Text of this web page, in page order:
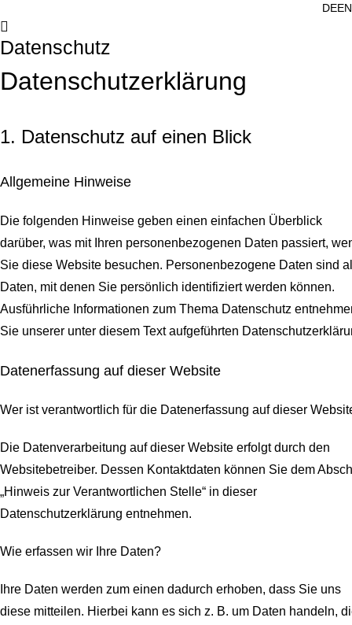
DEEN
Datenschutz
Datenschutz­erklärung
1. Datenschutz auf einen Blick
Allgemeine Hinweise
Die folgenden Hinweise geben einen einfachen Überblick
darüber, was mit Ihren personenbezogenen Daten passiert,
Sie diese Website besuchen. Personenbezogene Daten sind
Daten, mit denen Sie persönlich identifiziert werden können.
Ausführliche Informationen zum Thema Datenschutz
Sie unserer unter diesem Text aufgeführten
Datenerfassung auf dieser Website
Wer ist verantwortlich für die Datenerfassung auf dieser
Die Datenverarbeitung auf dieser Website erfolgt durch den
Websitebetreiber. Dessen Kontaktdaten können Sie dem
„Hinweis zur Verantwortlichen Stelle“ in dieser
Datenschutzerklärung entnehmen.
Wie erfassen wir Ihre Daten?
Ihre Daten werden zum einen dadurch erhoben, dass Sie uns
diese mitteilen. Hierbei kann es sich z. B. um Daten handeln,